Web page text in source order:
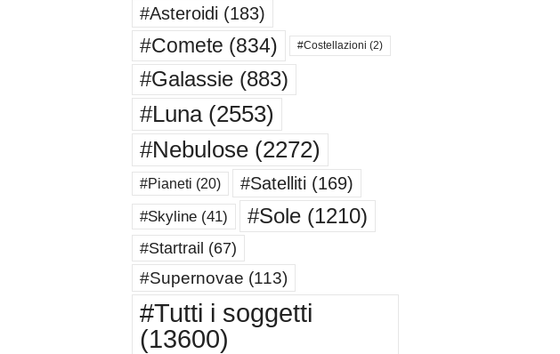
#Asteroidi (183)
#Comete (834) #Costellazioni (2)
#Galassie(883)
#Luna(2553)
#Nebulose(2272)
#Pianeti (20) #Satelliti (169)
#Skyline(41) #Sole(1210)
#Startrail (67)
#Supernovae (113)
#Tutti i soggetti
(13600)